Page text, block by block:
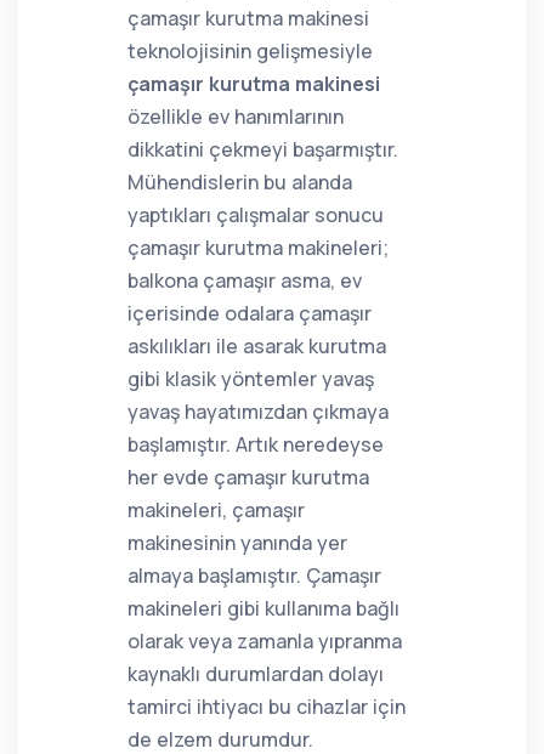
çamaşır kurutma makinesi
teknolojisinin gelişmesiyle
çamaşır kurutma makinesi
özellikle ev hanımlarının
dikkatini çekmeyi başarmıştır.
Mühendislerin bu alanda
yaptıkları çalışmalar sonucu
çamaşır kurutma makineleri;
balkona çamaşır asma, ev
içerisinde odalara çamaşır
askılıkları ile asarak kurutma
gibi klasik yöntemler yavaş
yavaş hayatımızdan çıkmaya
başlamıştır. Artık neredeyse
her evde çamaşır kurutma
makineleri, çamaşır
makinesinin yanında yer
almaya başlamıştır. Çamaşır
makineleri gibi kullanıma bağlı
olarak veya zamanla yıpranma
kaynaklı durumlardan dolayı
tamirci ihtiyacı bu cihazlar için
de elzem durumdur.